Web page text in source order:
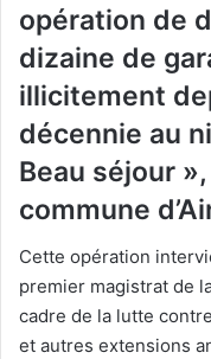
opération de
dizaine de
illicitement
décennie au
Beau séjour
commune
Cette opération
premier magistrat de
cadre de la lutte
et autres extensions